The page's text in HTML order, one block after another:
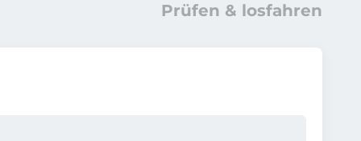
Prüfen & losfahren